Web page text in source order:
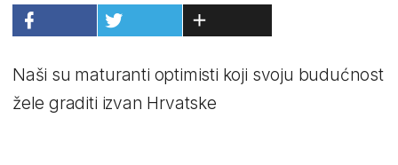
Naši su maturanti optimisti koji svoju budućnost
žele graditi izvan Hrvatske